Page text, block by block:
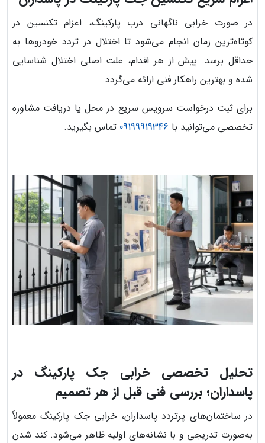
در صورت خرابی ناگهانی درب پارکینگ، اعزام تکنسین در
کوتاه‌ترین زمان انجام می‌شود تا اختلال در تردد خودروها به
حداقل برسد. پیش از هر اقدام، علت اصلی اختلال شناسایی
شده و بهترین راهکار فنی ارائه می‌گردد.
برای ثبت درخواست سرویس سریع در محل یا دریافت مشاوره
تخصصی می‌توانید با 09199919346 تماس بگیرید.
تحلیل تخصصی خرابی جک پارکینگ در
پاسداران؛ بررسی فنی قبل از هر تصمیم
در ساختمان‌های پرتردد پاسداران، خرابی جک پارکینگ معمولاً
به‌صورت تدریجی و با نشانه‌های اولیه ظاهر می‌شود. کند شدن